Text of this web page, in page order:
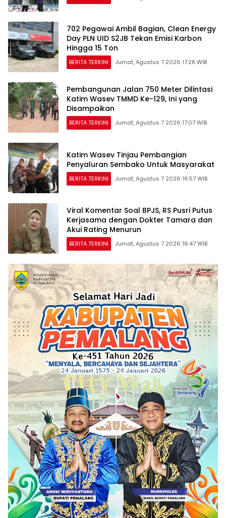
702 Pegawai Ambil Bagian, Clean Energy
Day PLN UID S2JB Tekan Emisi Karbon
Hingga 15 Ton
BERITA TERKINI Jumat, Agustus 7 2026 17:28 WIB
Pembangunan Jalan 750 Meter Dilintasi
Katim Wasev TMMD Ke-129, Ini yang
Disampaikan
BERITA TERKINI Jumat, Agustus 7 2026 17:07 WIB
Katim Wasev Tinjau Pembangian
Penyaluran Sembako Untuk Masyarakat
BERITA TERKINI Jumat, Agustus 7 2026 16:57 WIB
Viral Komentar Soal BPJS, RS Pusri Putus
Kerjasama dengan Dokter Tamara dan
Akui Rating Menurun
BERITA TERKINI Jumat, Agustus 7 2026 16:47 WIB